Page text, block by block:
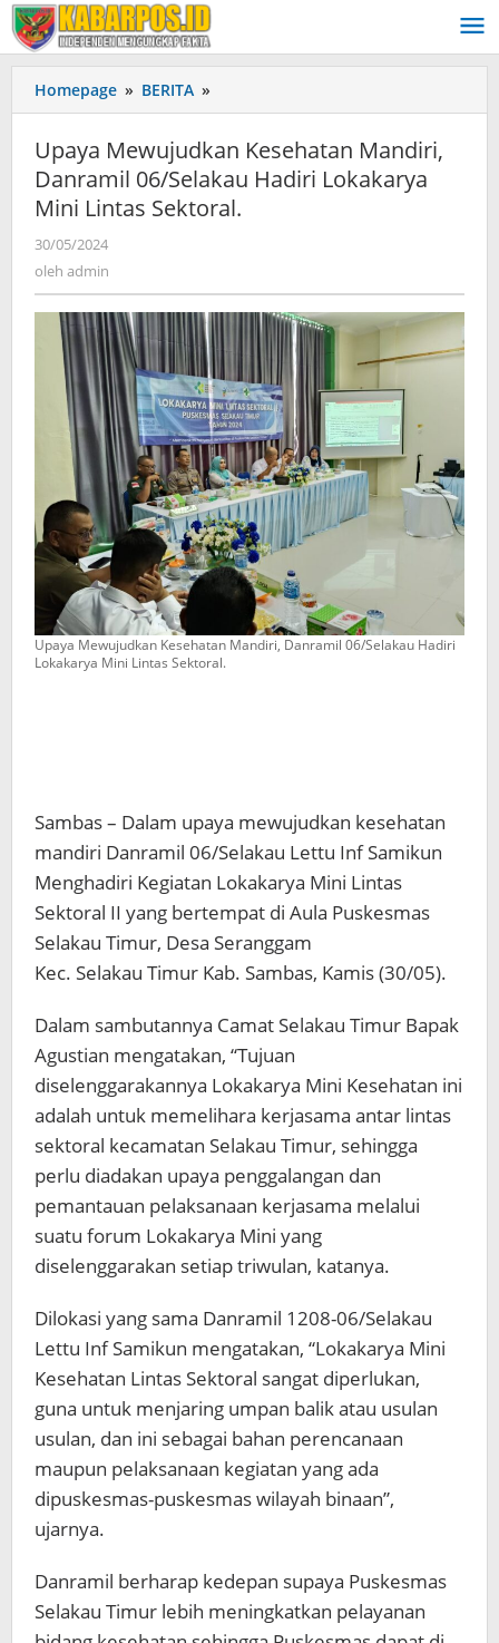
Lewati
ke
konten
Homepage » BERITA »
Mewujudkan
Mandiri,
Danramil
06/Selakau
Lintas
Sektoral.
Upaya Mewujudkan Kesehatan Mandiri,
Danramil 06/Selakau Hadiri Lokakarya
Mini Lintas Sektoral.
30/05/2024
oleh admin
Upaya Mewujudkan Kesehatan Mandiri, Danramil 06/Selakau Hadiri
Lokakarya Mini Lintas Sektoral.
Sambas – Dalam upaya mewujudkan kesehatan
mandiri Danramil 06/Selakau Lettu Inf Samikun
Menghadiri Kegiatan Lokakarya Mini Lintas
Sektoral II yang bertempat di Aula Puskesmas
Selakau Timur, Desa Seranggam
Kec. Selakau Timur Kab. Sambas, Kamis (30/05).
Dalam sambutannya Camat Selakau Timur Bapak
Agustian mengatakan, “Tujuan
diselenggarakannya Lokakarya Mini Kesehatan ini
adalah untuk memelihara kerjasama antar lintas
sektoral kecamatan Selakau Timur, sehingga
perlu diadakan upaya penggalangan dan
pemantauan pelaksanaan kerjasama melalui
suatu forum Lokakarya Mini yang
diselenggarakan setiap triwulan, katanya.
Dilokasi yang sama Danramil 1208-06/Selakau
Lettu Inf Samikun mengatakan, “Lokakarya Mini
Kesehatan Lintas Sektoral sangat diperlukan,
guna untuk menjaring umpan balik atau usulan
usulan, dan ini sebagai bahan perencanaan
maupun pelaksanaan kegiatan yang ada
dipuskesmas-puskesmas wilayah binaan”,
ujarnya.
Danramil berharap kedepan supaya Puskesmas
Selakau Timur lebih meningkatkan pelayanan